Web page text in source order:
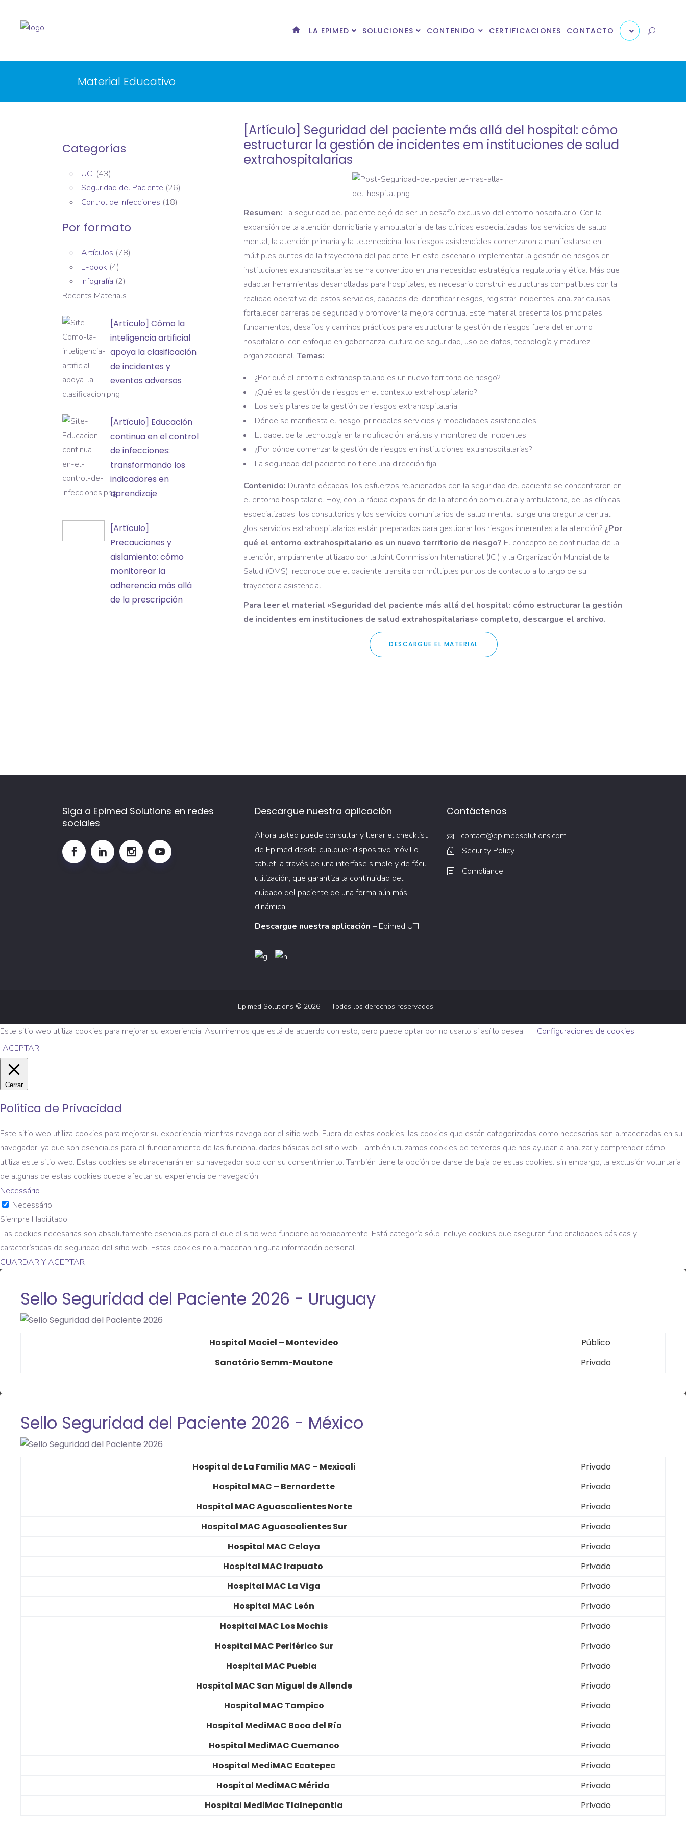
LA EPIMED SOLUCIONES CONTENIDO CERTIFICACIONES CONTACTO
Material Educativo
[Artículo] Seguridad del paciente más allá del hospital: cómo
estructurar la gestión de incidentes em instituciones de salud
extrahospitalarias
Resumen: La seguridad del paciente dejó de ser un desafío exclusivo del entorno hospitalario. Con la
expansión de la atención domiciliaria y ambulatoria, de las clínicas especializadas, los servicios de salud
mental, la atención primaria y la telemedicina, los riesgos asistenciales comenzaron a manifestarse en
múltiples puntos de la trayectoria del paciente. En este escenario, implementar la gestión de riesgos en
instituciones extrahospitalarias se ha convertido en una necesidad estratégica, regulatoria y ética. Más que
adaptar herramientas desarrolladas para hospitales, es necesario construir estructuras compatibles con la
realidad operativa de estos servicios, capaces de identificar riesgos, registrar incidentes, analizar causas,
fortalecer barreras de seguridad y promover la mejora continua. Este material presenta los principales
fundamentos, desafíos y caminos prácticos para estructurar la gestión de riesgos fuera del entorno
hospitalario, con enfoque en gobernanza, cultura de seguridad, uso de datos, tecnología y madurez
organizacional. Temas:
¿Por qué el entorno extrahospitalario es un nuevo territorio de riesgo?
¿Qué es la gestión de riesgos en el contexto extrahospitalario?
Los seis pilares de la gestión de riesgos extrahospitalaria
Dónde se manifiesta el riesgo: principales servicios y modalidades asistenciales
El papel de la tecnología en la notificación, análisis y monitoreo de incidentes
¿Por dónde comenzar la gestión de riesgos en instituciones extrahospitalarias?
La seguridad del paciente no tiene una dirección fija
Contenido: Durante décadas, los esfuerzos relacionados con la seguridad del paciente se concentraron en
el entorno hospitalario. Hoy, con la rápida expansión de la atención domiciliaria y ambulatoria, de las clínicas
especializadas, los consultorios y los servicios comunitarios de salud mental, surge una pregunta central:
¿los servicios extrahospitalarios están preparados para gestionar los riesgos inherentes a la atención? ¿Por
qué el entorno extrahospitalario es un nuevo territorio de riesgo? El concepto de continuidad de la
atención, ampliamente utilizado por la Joint Commission International (JCI) y la Organización Mundial de la
Salud (OMS), reconoce que el paciente transita por múltiples puntos de contacto a lo largo de su
trayectoria asistencial.
Para leer el material «Seguridad del paciente más allá del hospital: cómo estructurar la gestión
de incidentes em instituciones de salud extrahospitalarias» completo, descargue el archivo.
DESCARGUE EL MATERIAL
Categorías
UCI (43)
Seguridad del Paciente (26)
Control de Infecciones (18)
Por formato
Artículos (78)
E-book (4)
Infografía (2)
Recents Materials
[Artículo]
Cómo
la
inteligencia
artificial
apoya
clasificación
de
incidentes
y
eventos
adversos
[Artículo] Cómo la
inteligencia artificial
apoya la clasificación
de incidentes y
eventos adversos
[Artículo]
Educación
continua
en
el
control
infecciones:
transformando
[Artículo] Educación
continua en el control
de infecciones:
transformando los
indicadores en
aprendizaje
Precauciones
[Artículo]
Precauciones y
aislamiento: cómo
monitorear la
adherencia más allá
de la prescripción
Siga a Epimed Solutions en redes
sociales
Descargue nuestra aplicación
Ahora usted puede consultar y llenar el checklist
de Epimed desde cualquier dispositivo móvil o
tablet, a través de una interfase simple y de fácil
utilización, que garantiza la continuidad del
cuidado del paciente de una forma aún más
dinámica.
Descargue nuestra aplicación – Epimed UTI
Contáctenos
contact@epimedsolutions.com
Security Policy
Compliance
Epimed Solutions © 2026 — Todos los derechos reservados
Este sitio web utiliza cookies para mejorar su experiencia. Asumiremos que está de acuerdo con esto, pero puede optar por no usarlo si así lo desea.
Configuraciones de cookies
ACEPTAR
Cerrar
Política de Privacidad
Este sitio web utiliza cookies para mejorar su experiencia mientras navega por el sitio web. Fuera de estas cookies, las cookies que están categorizadas como necesarias son almacenadas en su
navegador, ya que son esenciales para el funcionamiento de las funcionalidades básicas del sitio web. También utilizamos cookies de terceros que nos ayudan a analizar y comprender cómo
utiliza este sitio web. Estas cookies se almacenarán en su navegador solo con su consentimiento. También tiene la opción de darse de baja de estas cookies. sin embargo, la exclusión voluntaria
de algunas de estas cookies puede afectar su experiencia de navegación.
Necessário
Necessário
Siempre Habilitado
Las cookies necesarias son absolutamente esenciales para el que el sitio web funcione apropiadamente. Está categoría sólo incluye cookies que aseguran funcionalidades básicas y
características de seguridad del sitio web. Estas cookies no almacenan ninguna información personal.
GUARDAR Y ACEPTAR
Sello Seguridad del Paciente 2026 - Uruguay
Hospital Maciel – Montevideo
Público
Sanatório Semm-Mautone
Privado
Sello Seguridad del Paciente 2026 - México
Hospital de La Familia MAC – Mexicali
Privado
Hospital MAC – Bernardette
Privado
Hospital MAC Aguascalientes Norte
Privado
Hospital MAC Aguascalientes Sur
Privado
Hospital MAC Celaya
Privado
Hospital MAC Irapuato
Privado
Hospital MAC La Viga
Privado
Hospital MAC León
Privado
Hospital MAC Los Mochis
Privado
Hospital MAC Periférico Sur
Privado
Hospital MAC Puebla
Privado
Hospital MAC San Miguel de Allende
Privado
Hospital MAC Tampico
Privado
Hospital MediMAC Boca del Río
Privado
Hospital MediMAC Cuemanco
Privado
Hospital MediMAC Ecatepec
Privado
Hospital MediMAC Mérida
Privado
Hospital MediMac Tlalnepantla
Privado